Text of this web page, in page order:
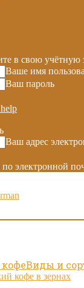
в свою учётную
Ваше имя
Ваш пароль
Ваш адрес
электронной
Виды и